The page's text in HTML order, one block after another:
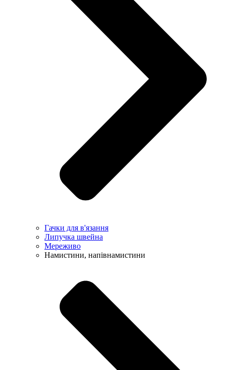
Гачки для в'язання
Липучка швейна
Мереживо
Намистини, напівнамистини